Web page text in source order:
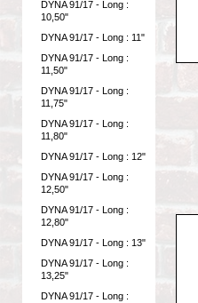
DYNA 91/17 - Long :
10,50"
DYNA 91/17 - Long : 11"
DYNA 91/17 - Long :
11,50"
DYNA 91/17 - Long :
11,75"
DYNA 91/17 - Long :
11,80"
DYNA 91/17 - Long : 12"
DYNA 91/17 - Long :
12,50"
DYNA 91/17 - Long :
12,80"
DYNA 91/17 - Long : 13"
DYNA 91/17 - Long :
13,25"
DYNA 91/17 - Long :